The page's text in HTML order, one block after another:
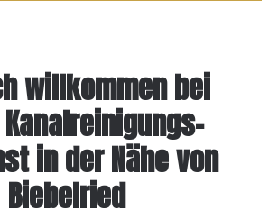
willkommen bei
in der Nähe von
Biebelried